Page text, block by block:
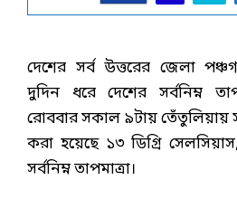
দেশের সর্ব উত্তরের জেলা
দুদিন ধরে দেশের সর্বনিম্ন
রোববার সকাল ৯টায় তেঁতুলিয়ায়
করা হয়েছে ১৩ ডিগ্রি
সর্বনিম্ন তাপমাত্রা।